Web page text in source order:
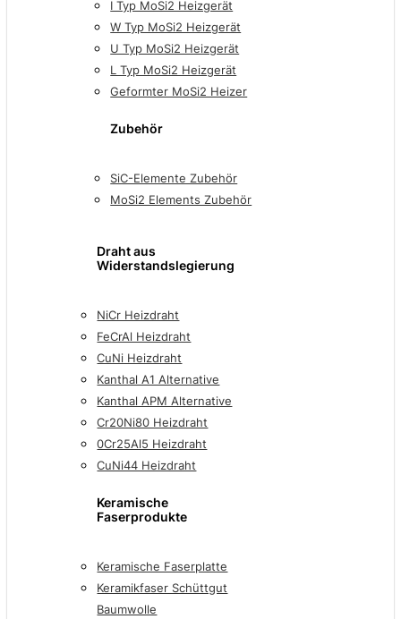
I Typ MoSi2 Heizgerät
W Typ MoSi2 Heizgerät
U Typ MoSi2 Heizgerät
L Typ MoSi2 Heizgerät
Geformter MoSi2 Heizer
Zubehör
SiC-Elemente Zubehör
MoSi2 Elements Zubehör
Draht aus
Widerstandslegierung
NiCr Heizdraht
FeCrAl Heizdraht
CuNi Heizdraht
Kanthal A1 Alternative
Kanthal APM Alternative
Cr20Ni80 Heizdraht
0Cr25Al5 Heizdraht
CuNi44 Heizdraht
Keramische
Faserprodukte
Keramische Faserplatte
Keramikfaser Schüttgut
Baumwolle